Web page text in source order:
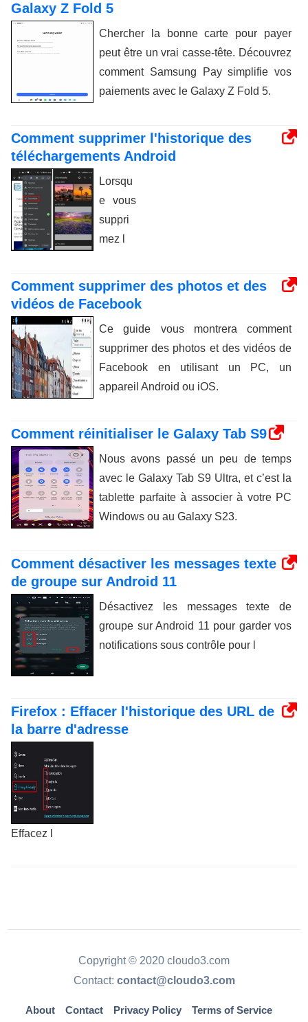
Galaxy Z Fold 5
Chercher la bonne carte pour payer
peut être un vrai casse-tête. Découvrez
comment Samsung Pay simplifie vos
paiements avec le Galaxy Z Fold 5.
Comment supprimer l'historique des
téléchargements Android
Lorsqu
e vous
suppri
mez l
Comment supprimer des photos et des
vidéos de Facebook
Ce guide vous montrera comment
supprimer des photos et des vidéos de
Facebook en utilisant un PC, un
appareil Android ou iOS.
Comment réinitialiser le Galaxy Tab S9
Nous avons passé un peu de temps
avec le Galaxy Tab S9 Ultra, et c’est la
tablette parfaite à associer à votre PC
Windows ou au Galaxy S23.
Comment désactiver les messages texte
de groupe sur Android 11
Désactivez les messages texte de
groupe sur Android 11 pour garder vos
notifications sous contrôle pour l
Firefox : Effacer l'historique des URL de
la barre d'adresse
Effacez l
Copyright © 2020 cloudo3.com
Contact: contact@cloudo3.com
About Contact Privacy Policy Terms of Service